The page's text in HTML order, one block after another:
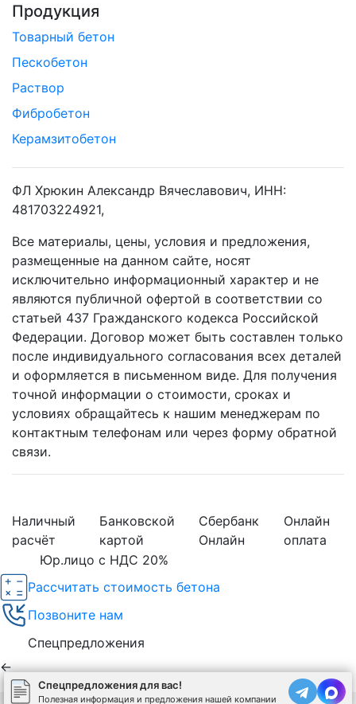
Продукция
Товарный бетон
Пескобетон
Раствор
Фибробетон
Керамзитобетон
ФЛ Хрюкин Александр Вячеславович, ИНН:
481703224921,
Все материалы, цены, условия и предложения,
размещенные на данном сайте, носят
исключительно информационный характер и не
являются публичной офертой в соответствии со
статьей 437 Гражданского кодекса Российской
Федерации. Договор может быть составлен только
после индивидуального согласования всех деталей
и оформляется в письменном виде. Для получения
точной информации о стоимости, сроках и
условиях обращайтесь к нашим менеджерам по
контактным телефонам или через форму обратной
связи.
Наличный
расчёт
Банковской
картой
Сбербанк
Онлайн
Онлайн
оплата
Юр.лицо с НДС 20%
Спецпредложения для вас!
Полезная информация и предложения нашей компании
Рассчитать стоимость бетона
Позвоните нам
Спецпредложения
←